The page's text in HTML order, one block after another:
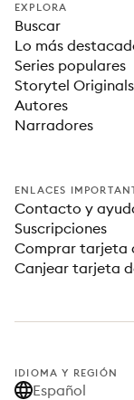
EXPLORA
Buscar
Lo más
Series populares
Storytel Originals
Autores
Narradores
ENLACES
Contacto y
Suscripciones
Comprar tarjeta
Canjear tarjeta
IDIOMA Y REGIÓN
Español